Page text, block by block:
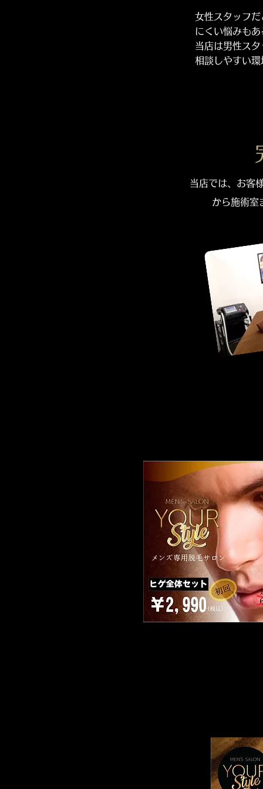
女性スタッフ
にくい悩みも
当店は男性ス
相談しやすい
当店では、お客
から施術室